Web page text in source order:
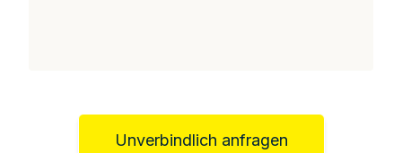
Unverbindlich anfragen